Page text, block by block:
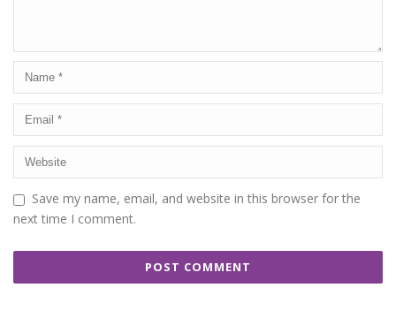
Save my name, email, and website in this browser for the
next time I comment.